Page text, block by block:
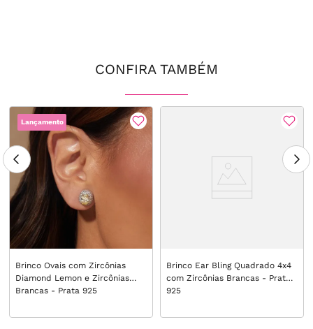
CONFIRA TAMBÉM
Lançamento
Brinco Ovais com Zircônias
Diamond Lemon e Zircônias
Brancas - Prata 925
Brinco Ear Bling Quadrado 4x4
com Zircônias Brancas - Prata
925